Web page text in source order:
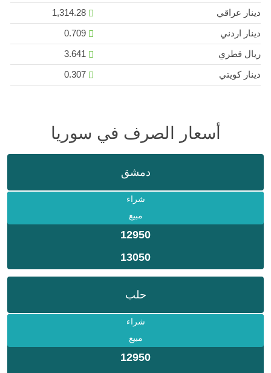
دينار عراقي
1,314.28
دينار اردني
0.709
ريال قطري
دينار كويتي
0.307
أسعار الصرف في سوريا
دمشق
شراء
مبيع
12950
13050
حلب
شراء
مبيع
12950